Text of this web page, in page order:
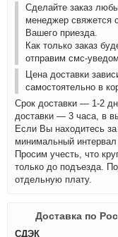
Сделайте заказ
менеджер свяжется
Вашего приезда.
Как только заказ
отправим смс-
Цена доставки
самостоятельно в
Срок доставки — 1-2
доставки — 3 часа, в
Если Вы находитесь
минимальный
Просим учесть, что
только до подъезда.
отдельную плату.
Доставка по
СДЭК